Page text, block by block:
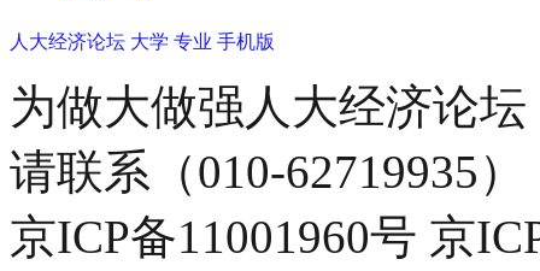
人大经济论坛 大学 专业 手机版
为做大做强人大经济论
请联系（010-62719935）
京ICP备11001960号 京